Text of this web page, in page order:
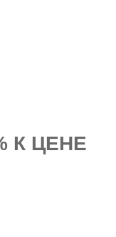
К ЦЕНЕ